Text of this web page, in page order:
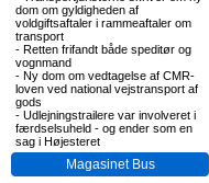
dom om gyldigheden af
voldgiftsaftaler i rammeaftaler om
transport
- Retten frifandt både speditør og
vognmand
- Ny dom om vedtagelse af CMR-
loven ved national vejstransport af
gods
- Udlejningstrailere var involveret i
færdselsuheld - og ender som en
sag i Højesteret
Magasinet Bus